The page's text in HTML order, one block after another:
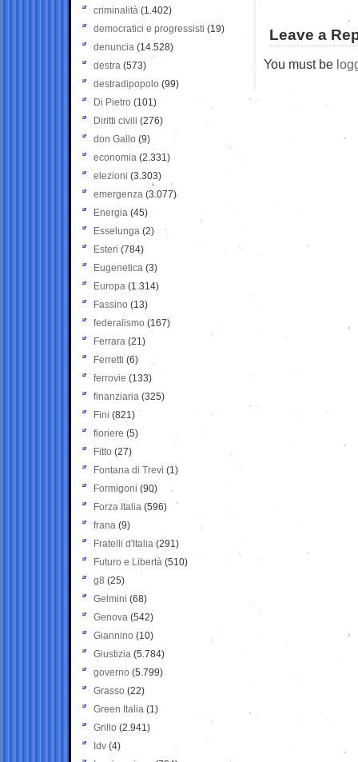
Leave a
You must be
criminalità (1.402)
democratici e progressisti (19)
denuncia (14.528)
destra (573)
destradipopolo (99)
Di Pietro (101)
Diritti civili (276)
don Gallo (9)
economia (2.331)
elezioni (3.303)
emergenza (3.077)
Energia (45)
Esselunga (2)
Esteri (784)
Eugenetica (3)
Europa (1.314)
Fassino (13)
federalismo (167)
Ferrara (21)
Ferretti (6)
ferrovie (133)
finanziaria (325)
Fini (821)
fioriere (5)
Fitto (27)
Fontana di Trevi (1)
Formigoni (90)
Forza Italia (596)
frana (9)
Fratelli d'Italia (291)
Futuro e Libertà (510)
g8 (25)
Gelmini (68)
Genova (542)
Giannino (10)
Giustizia (5.784)
governo (5.799)
Grasso (22)
Green Italia (1)
Grillo (2.941)
Idv (4)